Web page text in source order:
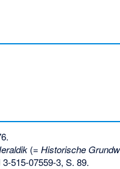
(= Historische
3-515-07559-3, S. 89.